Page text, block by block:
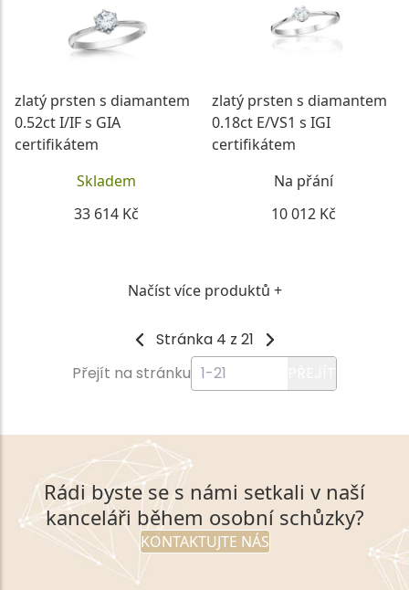
zlatý prsten s diamantem
0.52ct I/IF s GIA
certifikátem
Skladem
33 614 Kč
zlatý prsten s diamantem
0.18ct E/VS1 s IGI
certifikátem
Na přání
10 012 Kč
Načíst více produktů +
Stránka 4 z 21
Přejít na stránku
Rádi byste se s námi setkali v naší
kanceláři během osobní schůzky?
KONTAKTUJTE NÁS